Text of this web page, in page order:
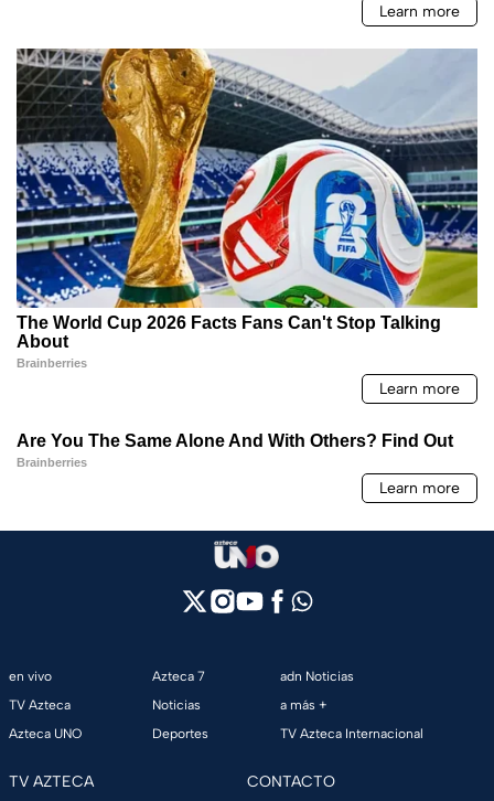
en vivo
TV Azteca
Azteca UNO
Azteca 7
Noticias
Deportes
adn Noticias
a más +
TV Azteca Internacional
TV AZTECA CONTACTO